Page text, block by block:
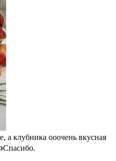
а клубника ооочень вкусная